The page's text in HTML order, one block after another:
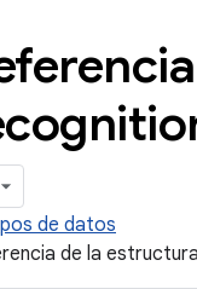
de datos
de la